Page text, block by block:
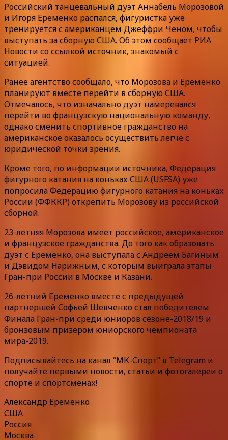
Российский танцевальный дуэт Аннабель Морозовой
и Игоря Еременко распался, фигуристка уже
тренируется с американцем Джеффри Ченом, чтобы
выступать за сборную США. Об этом сообщает РИА
Новости со ссылкой источник, знакомый с
ситуацией.
Ранее агентство сообщало, что Морозова и Еременко
планируют вместе перейти в сборную США.
Отмечалось, что изначально дуэт намеревался
перейти во французскую национальную команду,
однако сменить спортивное гражданство на
американское оказалось осуществить легче с
юридической точки зрения.
Кроме того, по информации источника, Федерация
фигурного катания на коньках США (USFSA) уже
попросила Федерацию фигурного катания на коньках
России (ФФККР) открепить Морозову из российской
сборной.
23-летняя Морозова имеет российское, американское
и французское гражданства. До того как образовать
дуэт с Еременко, она выступала с Андреем Багиным
и Дэвидом Нарижным, с которым выиграла этапы
Гран-при России в Москве и Казани.
26-летний Еременко вместе с предыдущей
партнершей Софьей Шевченко стал победителем
Финала Гран-при среди юниоров сезоне-2018/19 и
бронзовым призером юниорского чемпионата
мира-2019.
Подписывайтесь на канал “МК-Спорт” в Telegram и
получайте первыми новости, статьи и фотогалереи о
спорте и спортсменах!
Александр Еременко
США
Россия
Москва